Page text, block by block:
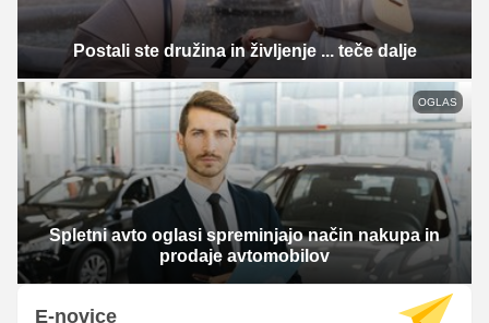
Postali ste družina in življenje ... teče dalje
OGLAS
Spletni avto oglasi spreminjajo način nakupa in
prodaje avtomobilov
E-novice